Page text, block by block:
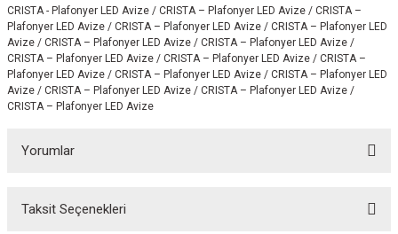
CRISTA - Plafonyer LED Avize / CRISTA – Plafonyer LED Avize / CRISTA –
Plafonyer LED Avize / CRISTA – Plafonyer LED Avize / CRISTA – Plafonyer LED
Avize / CRISTA – Plafonyer LED Avize / CRISTA – Plafonyer LED Avize /
CRISTA – Plafonyer LED Avize / CRISTA – Plafonyer LED Avize / CRISTA –
Plafonyer LED Avize / CRISTA – Plafonyer LED Avize / CRISTA – Plafonyer LED
Avize / CRISTA – Plafonyer LED Avize / CRISTA – Plafonyer LED Avize /
CRISTA – Plafonyer LED Avize
Yorumlar
Taksit Seçenekleri